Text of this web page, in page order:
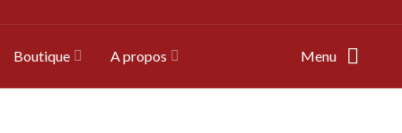
Boutique A propos Menu